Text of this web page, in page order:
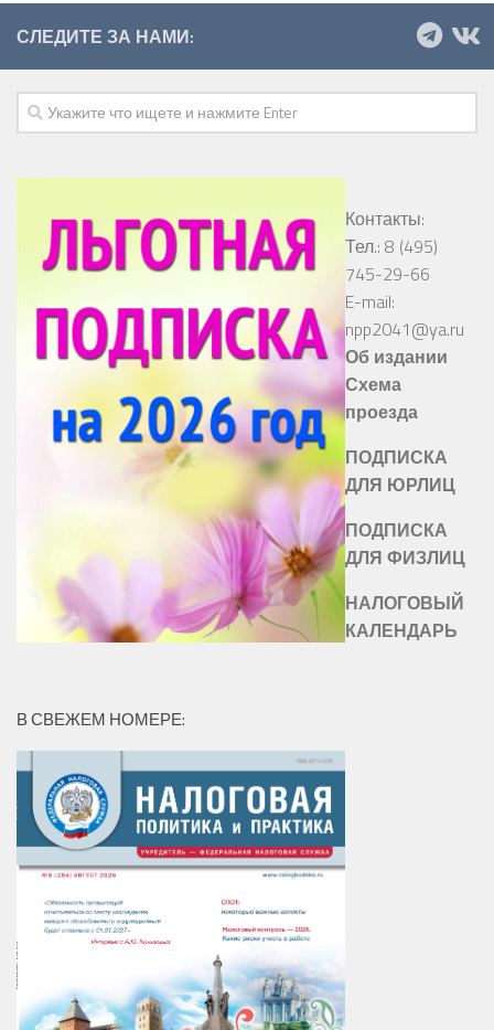
СЛЕДИТЕ ЗА НАМИ:
Контакты:
Тел.: 8 (495)
745-29-66
E-mail:
npp2041@ya.ru
Об издании
Схема
проезда
ПОДПИСКА
ДЛЯ ЮРЛИЦ
ПОДПИСКА
ДЛЯ ФИЗЛИЦ
НАЛОГОВЫЙ
КАЛЕНДАРЬ
В СВЕЖЕМ НОМЕРЕ: